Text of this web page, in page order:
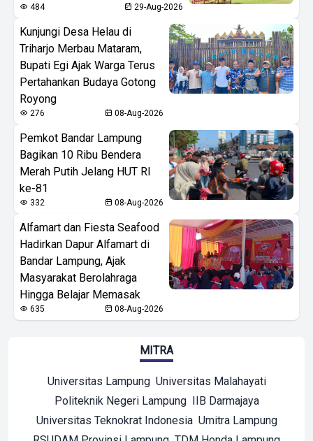
484 29-Aug-2026
Kunjungi Desa Helau di
Triharjo Merbau Mataram,
Bupati Egi Ajak Warga Terus
Pertahankan Budaya Gotong
Royong
276 08-Aug-2026
Pemkot Bandar Lampung
Bagikan 10 Ribu Bendera
Merah Putih Jelang HUT RI
ke-81
332 08-Aug-2026
Alfamart dan Fiesta Seafood
Hadirkan Dapur Alfamart di
Bandar Lampung, Ajak
Masyarakat Berolahraga
Hingga Belajar Memasak
635 08-Aug-2026
MITRA
Universitas Lampung Universitas Malahayati
Politeknik Negeri Lampung IIB Darmajaya
Universitas Teknokrat Indonesia Umitra Lampung